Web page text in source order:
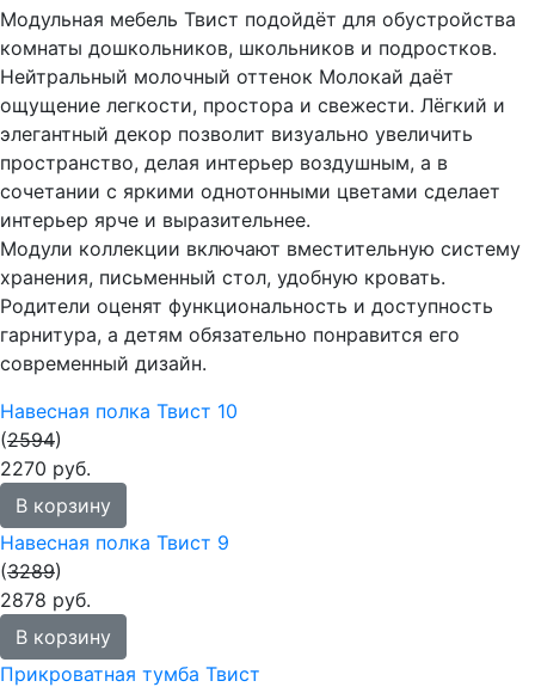
Модульная мебель Твист подойдёт для обустройства
комнаты дошкольников, школьников и подростков.
Нейтральный молочный оттенок Молокай даёт
ощущение легкости, простора и свежести. Лёгкий и
элегантный декор позволит визуально увеличить
пространство, делая интерьер воздушным, а в
сочетании с яркими однотонными цветами сделает
интерьер ярче и выразительнее.
Модули коллекции включают вместительную систему
хранения, письменный стол, удобную кровать.
Родители оценят функциональность и доступность
гарнитура, а детям обязательно понравится его
современный дизайн.
Навесная полка Твист 10
(2594)
2270 руб.
В корзину
Навесная полка Твист 9
(3289)
2878 руб.
В корзину
Прикроватная тумба Твист